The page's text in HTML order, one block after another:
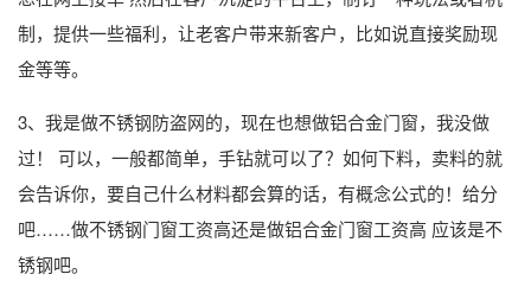
制，提供一些福利，让老客户带来新客户，比如说直接奖励现
金等等。
3、我是做不锈钢防盗网的，现在也想做铝合金门窗，我没做
过！ 可以，一般都简单，手钻就可以了？如何下料，卖料的就
会告诉你，要自己什么材料都会算的话，有概念公式的！给分
吧……做不锈钢门窗工资高还是做铝合金门窗工资高 应该是不
锈钢吧。